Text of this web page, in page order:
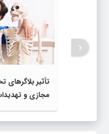
تأثیر
مجازی و
‹